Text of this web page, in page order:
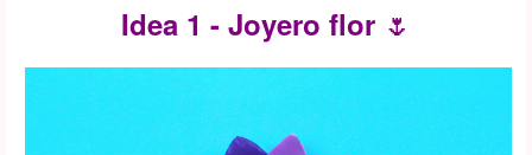
Idea 1 - Joyero flor 🌷